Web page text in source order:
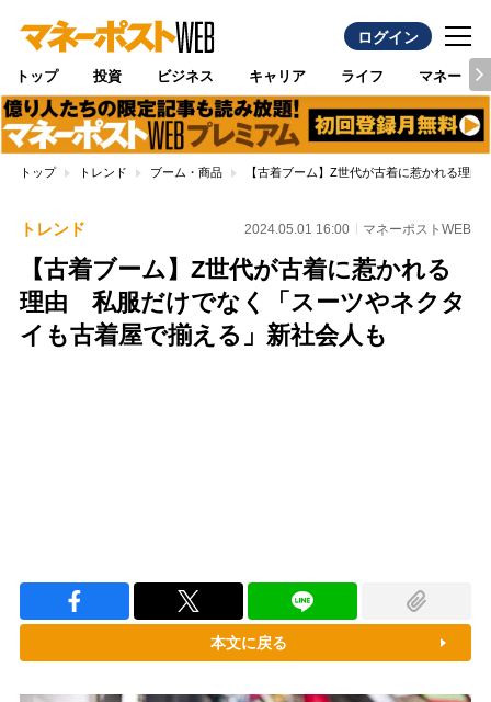
ログイン
トップ 投資 ビジネス キャリア ライフ マネー
トップ トレンド ブーム・商品 【古着ブーム】Z世代が古着に惹かれる理
トレンド 2024.05.01 16:00 マネーポストWEB
【古着ブーム】Z世代が古着に惹かれる
理由 私服だけでなく「スーツやネクタ
イも古着屋で揃える」新社会人も
本文に戻る